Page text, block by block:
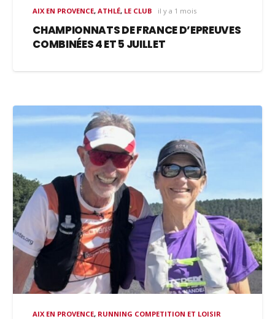
AIX EN PROVENCE,ATHLÉ, LE CLUB il y a 1 mois
CHAMPIONNATS DE FRANCE D’EPREUVES
COMBINÉES 4 ET 5 JUILLET
AIX EN PROVENCE, RUNNING COMPETITION ET LOISIR